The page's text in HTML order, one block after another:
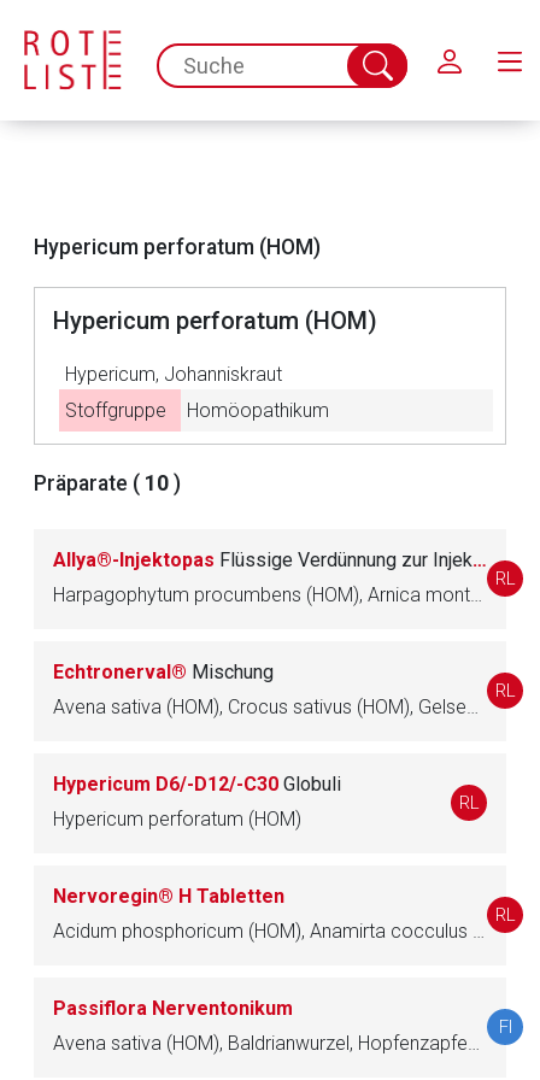
spc.search.input.placeholder
Suche
abschicken
Hypericum perforatum (HOM)
Hypericum perforatum (HOM)
Hypericum, Johanniskraut
Stoffgruppe
Homöopathikum
Präparate ( 10 )
Allya®-Injektopas Flüssige Verdünnung zur Injektion
Harpagophytum procumbens (HOM), Arnica montana (HOM), Hypericum perforatum (HOM), Bryonia (HOM), Symphytum officinale (HOM), Calcium phosphoricum (HOM), Acidum silicicum (HOM), Valeriana officinalis (HOM)
RL
Echtronerval® Mischung
Avena sativa (HOM), Crocus sativus (HOM), Gelsemium sempervirens (HOM), Hypericum perforatum (HOM), Myristica fragrans (HOM), Passiflora incarnata (HOM)
RL
Hypericum D6/-D12/-C30 Globuli
Hypericum perforatum (HOM)
RL
Nervoregin® H Tabletten
Acidum phosphoricum (HOM), Anamirta cocculus (HOM), Avena sativa (HOM), Hypericum perforatum (HOM), Passiflora incarnata (HOM)
RL
Passiflora Nerventonikum
Avena sativa (HOM), Baldrianwurzel, Hopfenzapfen, Hypericum perforatum (HOM), Passionsblumenkraut, Salix (HOM), Weißdornfrüchte
FI
Aufruf einer externen Seite
Seite. Für die Inhalte der externen Web-Seite ist deren
Betreiber verantwortlich. Ebenso gelten dort ggf. andere
Datenschutzbestimmungen.
Zurück zur rote-liste.de Zur Seite